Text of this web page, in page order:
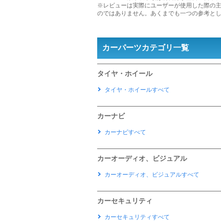
※レビューは実際にユーザーが使用した際の
のではありません。あくまでも一つの参考と
カーパーツカテゴリ一覧
タイヤ・ホイール
タイヤ・ホイールすべて
カーナビ
カーナビすべて
カーオーディオ、ビジュアル
カーオーディオ、ビジュアルすべて
カーセキュリティ
カーセキュリティすべて